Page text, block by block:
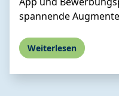
spannende
Weiterlesen